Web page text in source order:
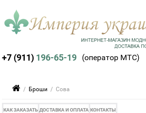
+7 (911) 196-65-19 (оператор МТС)
/ Броши / Сова
КАК ЗАКАЗАТЬ ДОСТАВКА И ОПЛАТА КОНТАКТЫ